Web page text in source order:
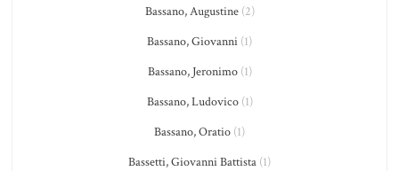
Bassano, Augustine(2)
Bassano, Giovanni (1)
Bassano, Jeronimo(1)
Bassano, Ludovico(1)
Bassano, Oratio (1)
Bassetti, Giovanni Battista (1)